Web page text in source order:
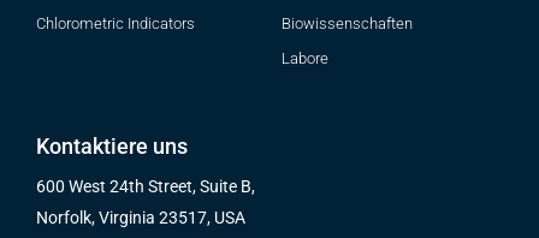
Chlorometric Indicators
Biowissenschaften
Labore
Kontaktiere uns
600 West 24th Street, Suite B,
Norfolk, Virginia 23517, USA